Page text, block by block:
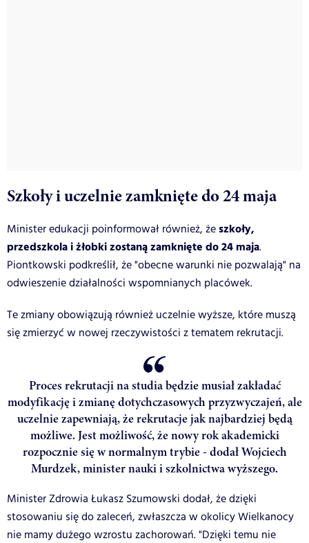
Szkoły i uczelnie zamknięte do 24 maja
Minister edukacji poinformował również, żeszkoły,
przedszkola i żłobki zostaną zamknięte do 24 maja.
Piontkowski podkreślił, że "obecne warunki nie pozwalają" na
odwieszenie działalności wspomnianych placówek.
Te zmiany obowiązują również uczelnie wyższe, które muszą
się zmierzyć w nowej rzeczywistości z tematem rekrutacji.
Proces rekrutacji na studia będzie musiał zakładać
modyfikację i zmianę dotychczasowych przyzwyczajeń, ale
uczelnie zapewniają, że rekrutacje jak najbardziej będą
możliwe. Jest możliwość, że nowy rok akademicki
rozpocznie się w normalnym trybie - dodał Wojciech
Murdzek, minister nauki i szkolnictwa wyższego.
Minister Zdrowia Łukasz Szumowski dodał, że dzięki
stosowaniu się do zaleceń, zwłaszcza w okolicy Wielkanocy
nie mamy dużego wzrostu zachorowań. "Dzięki temu nie